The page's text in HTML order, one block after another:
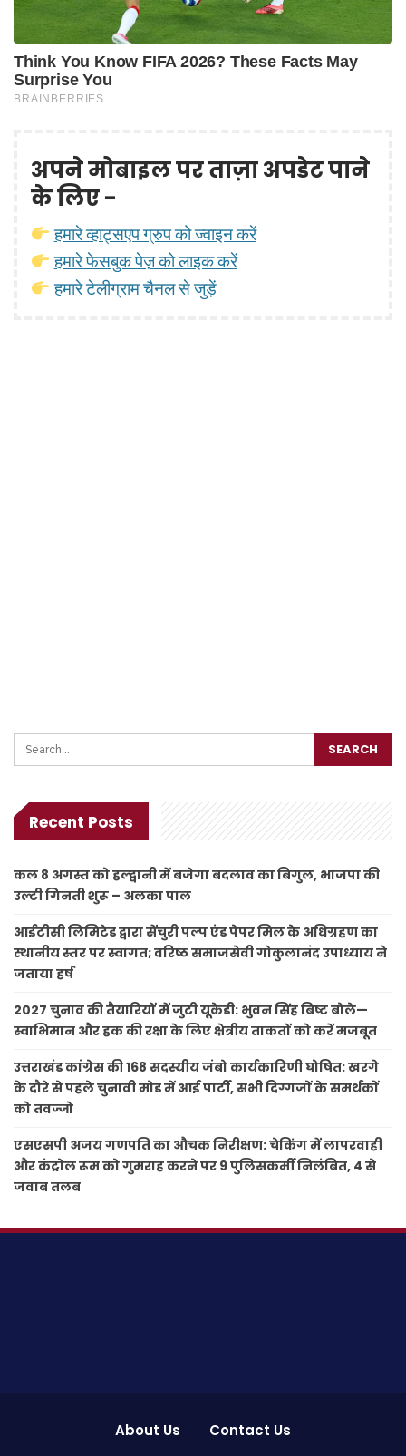
अपने मोबाइल पर ताज़ा अपडेट पाने
के लिए -
हमारे व्हाट्सएप ग्रुप को ज्वाइन करें
हमारे फेसबुक पेज़ को लाइक करें
हमारे टेलीग्राम चैनल से जुड़ें
Recent Posts
कल 8 अगस्त को हल्द्वानी में बजेगा बदलाव का बिगुल, भाजपा की
उल्टी गिनती शुरू – अलका पाल
आईटीसी लिमिटेड द्वारा सेंचुरी पल्प एंड पेपर मिल के अधिग्रहण का
स्थानीय स्तर पर स्वागत; वरिष्ठ समाजसेवी गोकुलानंद उपाध्याय ने
जताया हर्ष
2027 चुनाव की तैयारियों में जुटी यूकेडी: भुवन सिंह बिष्ट बोले—
स्वाभिमान और हक की रक्षा के लिए क्षेत्रीय ताकतों को करें मजबूत
उत्तराखंड कांग्रेस की 168 सदस्यीय जंबो कार्यकारिणी घोषित: खरगे
के दौरे से पहले चुनावी मोड में आई पार्टी, सभी दिग्गजों के समर्थकों
को तवज्जो
एसएसपी अजय गणपति का औचक निरीक्षण: चेकिंग में लापरवाही
और कंट्रोल रूम को गुमराह करने पर 9 पुलिसकर्मी निलंबित, 4 से
जवाब तलब
About Us Contact Us